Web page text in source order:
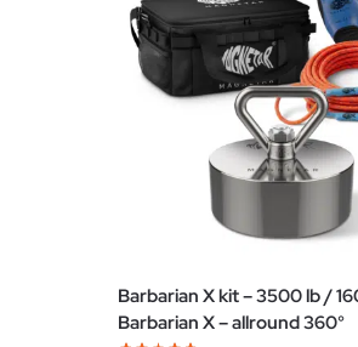
Barbarian X kit – 3500 lb /
Barbarian X – allround 360°